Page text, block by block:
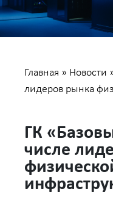
Главная » Новости
лидеров рынка
ГК
числе